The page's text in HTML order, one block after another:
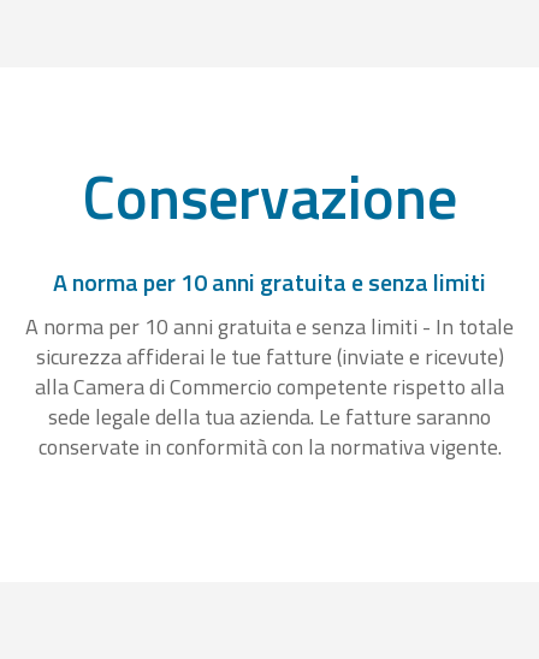
Conservazione
A norma per 10 anni gratuita e senza limiti
A norma per 10 anni gratuita e senza limiti - In totale
sicurezza affiderai le tue fatture (inviate e ricevute)
alla Camera di Commercio competente rispetto alla
sede legale della tua azienda. Le fatture saranno
conservate in conformità con la normativa vigente.